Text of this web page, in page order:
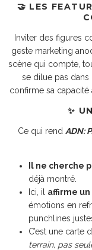
🤝 LES
Inviter des figures
geste marketing
scène qui compte,
se dilue pas dans
confirme sa capacité
✨
Ce qui rend ADN:
Il ne cherche
déjà montré.
Ici, il affirme
émotions en
punchlines
C’est une carte
terrain, pas